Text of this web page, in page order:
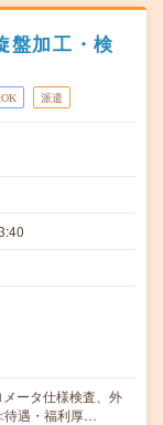
盤加工・検
派遣
ータ仕様検査、外
待遇・福利厚…